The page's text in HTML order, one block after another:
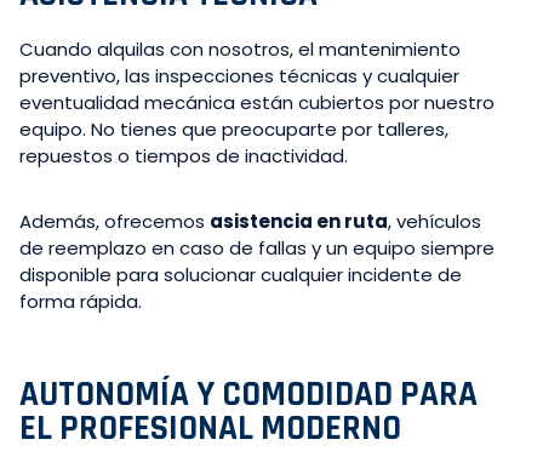
Cuando alquilas con nosotros, el mantenimiento
preventivo, las inspecciones técnicas y cualquier
eventualidad mecánica están cubiertos por nuestro
equipo. No tienes que preocuparte por talleres,
repuestos o tiempos de inactividad.
Además, ofrecemos asistencia en ruta, vehículos
de reemplazo en caso de fallas y un equipo siempre
disponible para solucionar cualquier incidente de
forma rápida.
AUTONOMÍA Y COMODIDAD PARA
EL PROFESIONAL MODERNO